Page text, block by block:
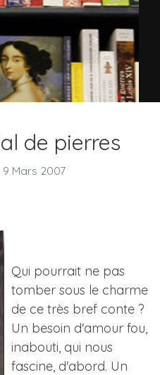
de pierres
9 Mars 2007
Qui pourrait ne pas
tomber sous le charme
de ce très bref conte ?
Un besoin d'amour fou,
inabouti, qui nous
fascine, d'abord. Un